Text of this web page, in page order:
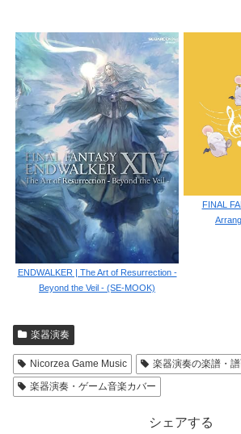
ENDWALKER | The Art of Resurrection -
Beyond the Veil - (SE-MOOK)
FINAL
楽器演奏
Nicorzea Game Music
楽器演奏の楽譜・
楽器演奏・ゲーム音楽カバー
シェアする